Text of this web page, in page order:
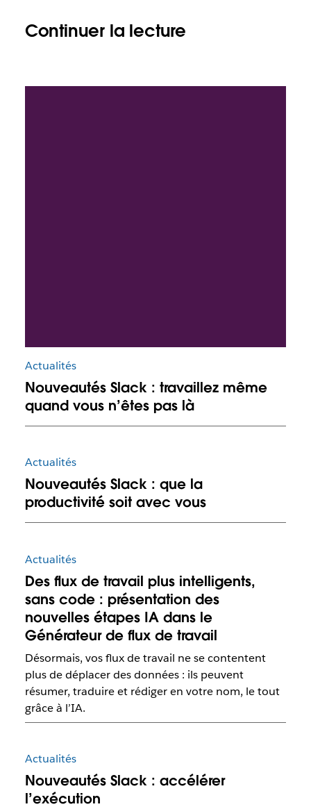
Continuer la lecture
Actualités
Nouveautés Slack : travaillez même
quand vous n’êtes pas là
Actualités
Nouveautés Slack : que la
productivité soit avec vous
Actualités
Des flux de travail plus intelligents,
sans code : présentation des
nouvelles étapes IA dans le
Générateur de flux de travail
Désormais, vos flux de travail ne se contentent
plus de déplacer des données : ils peuvent
résumer, traduire et rédiger en votre nom, le tout
grâce à l’IA.
Actualités
Nouveautés Slack : accélérer
l’exécution